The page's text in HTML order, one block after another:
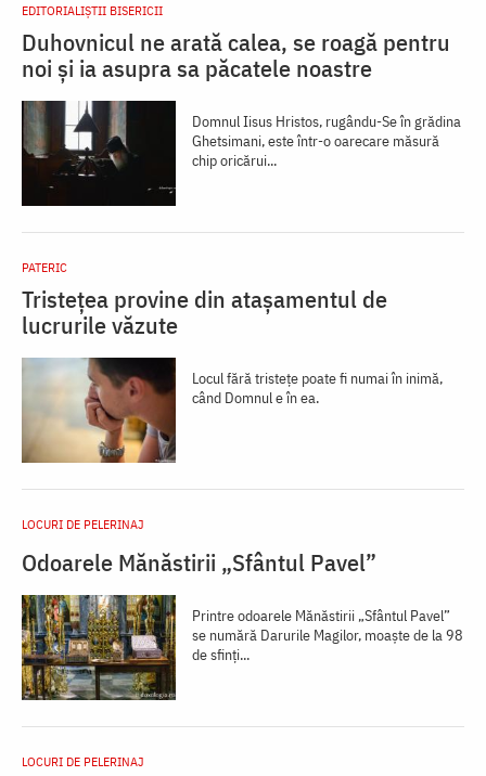
EDITORIALIȘTII BISERICII
Duhovnicul ne arată calea, se roagă pentru
noi și ia asupra sa păcatele noastre
Domnul Iisus Hristos, rugându-Se în grădina
Ghetsimani, este într-o oarecare măsură
chip oricărui...
PATERIC
Tristețea provine din atașamentul de
lucrurile văzute
Locul fără tristeţe poate fi numai în inimă,
când Domnul e în ea.
LOCURI DE PELERINAJ
Odoarele Mănăstirii „Sfântul Pavel”
Printre odoarele Mănăstirii „Sfântul Pavel”
se numără Darurile Magilor, moaște de la 98
de sfinți...
LOCURI DE PELERINAJ